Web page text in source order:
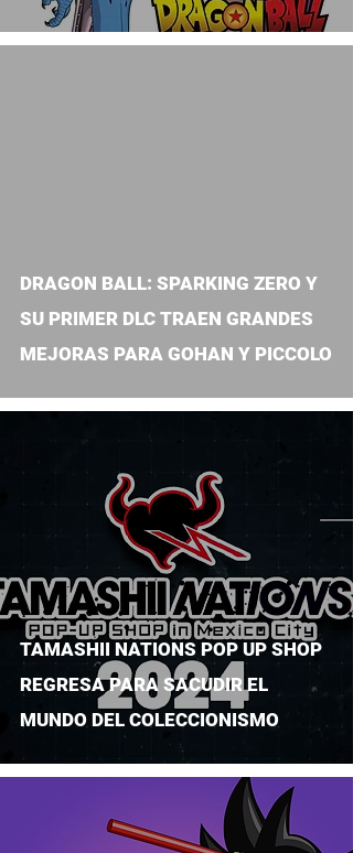
DRAGON BALL: SPARKING ZERO Y
SU PRIMER DLC TRAEN GRANDES
MEJORAS PARA GOHAN Y PICCOLO
TAMASHII NATIONS POP UP SHOP
REGRESA PARA SACUDIR EL
MUNDO DEL COLECCIONISMO